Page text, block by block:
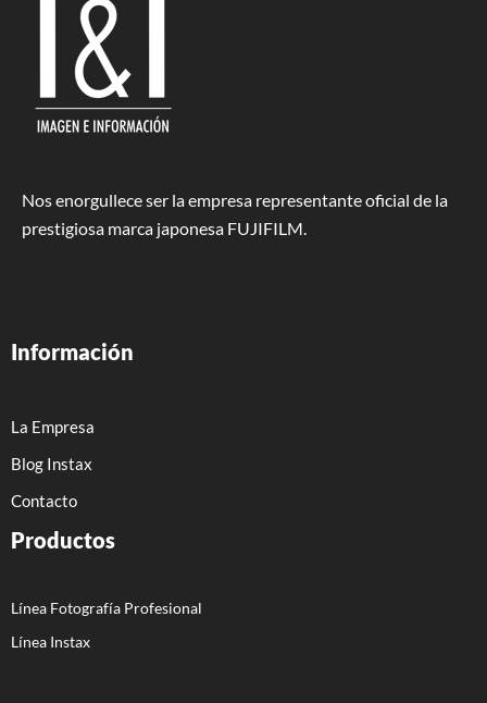
Nos enorgullece ser la empresa representante oficial de la
prestigiosa marca japonesa FUJIFILM.
Información
La Empresa
Blog Instax
Contacto
Productos
Línea Fotografía Profesional
Línea Instax